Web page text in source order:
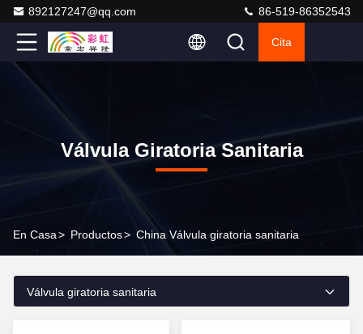
892127247@qq.com 86-519-86352543
Cita
Válvula Giratoria Sanitaria
En Casa> Productos> China Válvula giratoria sanitaria
Válvula giratoria sanitaria